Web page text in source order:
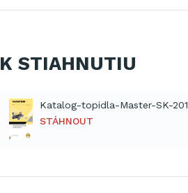
K STIAHNUTIU
STÁHNOUT